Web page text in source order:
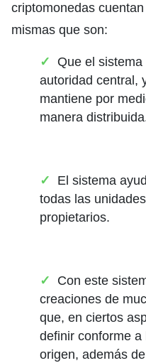
criptomonedas
mismas que son:
Que el
autoridad central,
mantiene por
manera
El sistema
todas las
propietarios.
Con este
creaciones de
que, en ciertos
definir conforme
origen, además